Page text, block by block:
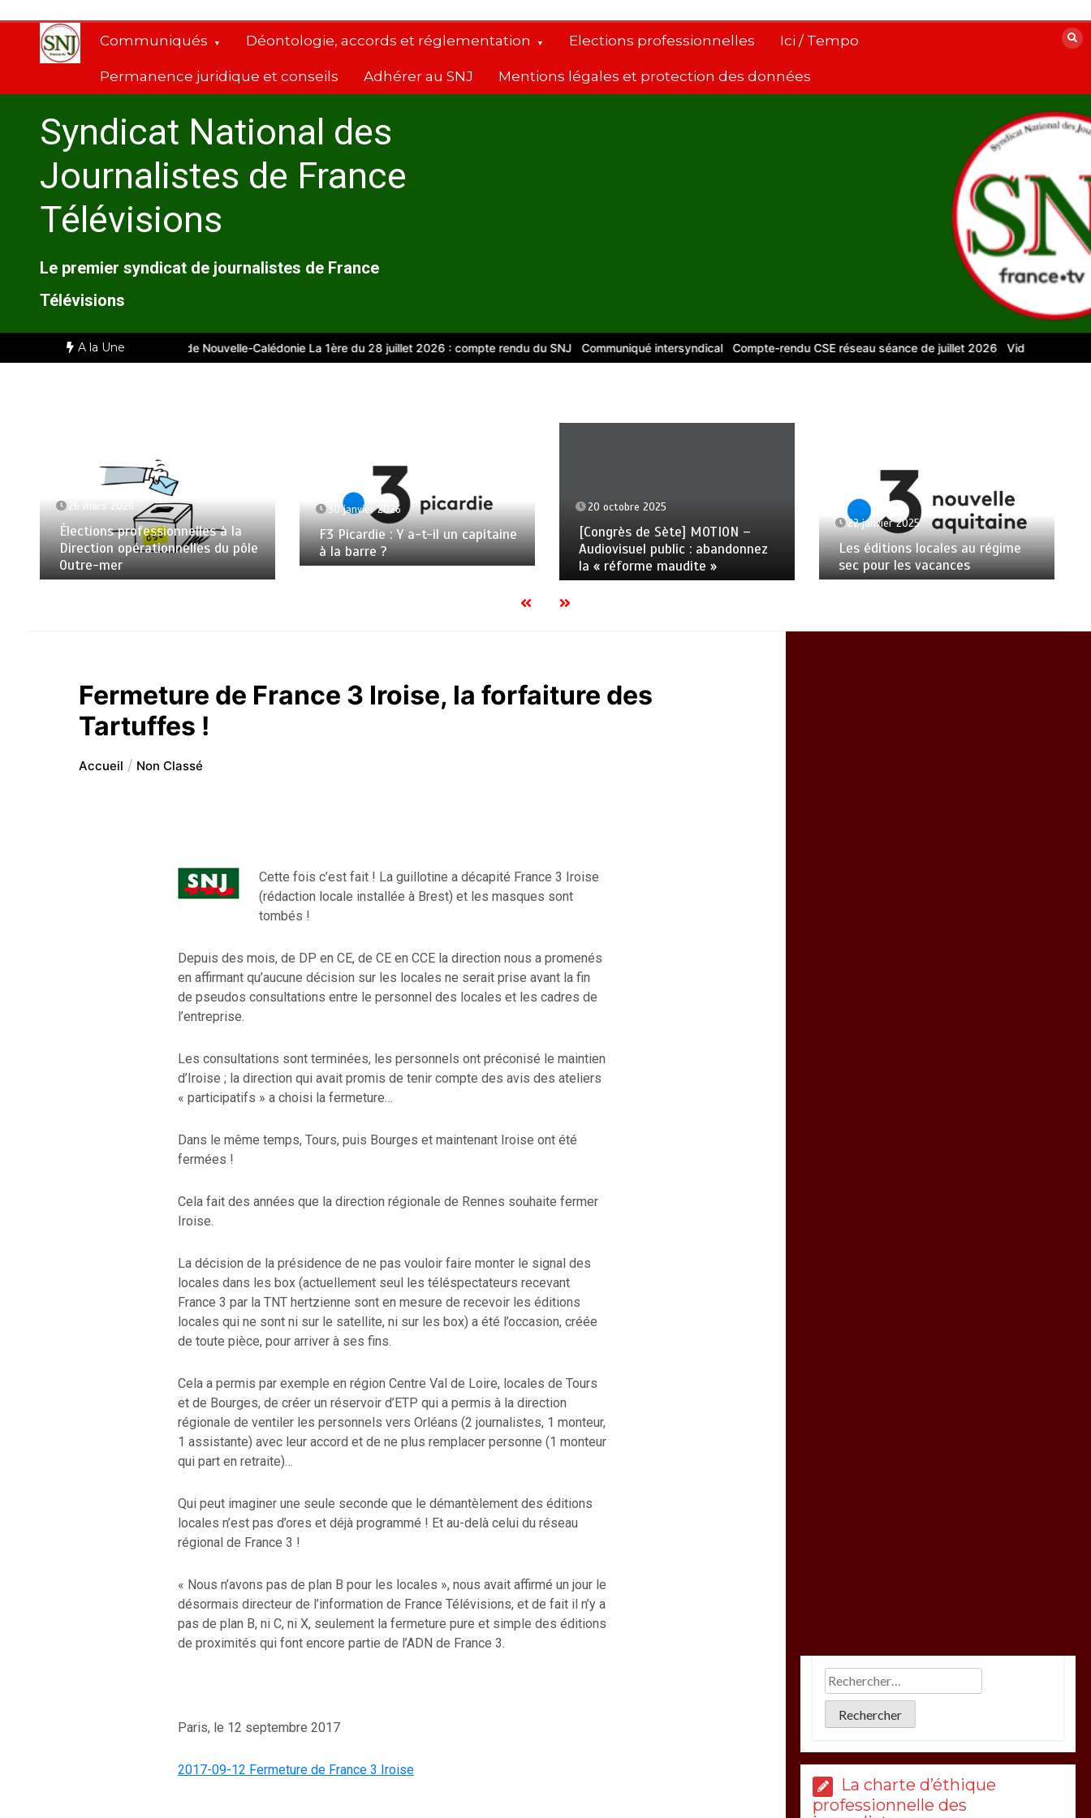
contenu
Communiqués Déontologie, accords et réglementation Elections professionnelles Ici / Tempo
Permanence juridique et conseils Adhérer au SNJ Mentions légales et protection des données
Syndicat National des
Journalistes de France
Télévisions
Le premier syndicat de journalistes de France
Télévisions
A la Une
Comité d’entreprise de Nouvelle-Calédonie La 1ère du 28 juillet 2026 : compte rendu du SNJ Communiqué intersyndical Compte-rendu CSE réseau séance de juillet 2026 Vidéos pour le
26 mars 2026
Élections professionnelles à la
Direction opérationnelles du pôle
Outre-mer
30 janvier 2026
F3 Picardie : Y a-t-il un capitaine
à la barre ?
20 octobre 2025
[Congrès de Sète] MOTION –
Audiovisuel public : abandonnez
la « réforme maudite »
22 janvier 2025
Les éditions locales au régime
sec pour les vacances
Fermeture de France 3 Iroise, la forfaiture des
Tartuffes !
Accueil Non Classé
Cette fois c’est fait ! La guillotine a décapité France 3 Iroise
(rédaction locale installée à Brest) et les masques sont
tombés !
Depuis des mois, de DP en CE, de CE en CCE la direction nous a promenés
en affirmant qu’aucune décision sur les locales ne serait prise avant la fin
de pseudos consultations entre le personnel des locales et les cadres de
l’entreprise.
Les consultations sont terminées, les personnels ont préconisé le maintien
d’Iroise ; la direction qui avait promis de tenir compte des avis des ateliers
« participatifs » a choisi la fermeture…
Dans le même temps, Tours, puis Bourges et maintenant Iroise ont été
fermées !
Cela fait des années que la direction régionale de Rennes souhaite fermer
Iroise.
La décision de la présidence de ne pas vouloir faire monter le signal des
locales dans les box (actuellement seul les téléspectateurs recevant
France 3 par la TNT hertzienne sont en mesure de recevoir les éditions
locales qui ne sont ni sur le satellite, ni sur les box) a été l’occasion, créée
de toute pièce, pour arriver à ses fins.
Cela a permis par exemple en région Centre Val de Loire, locales de Tours
et de Bourges, de créer un réservoir d’ETP qui a permis à la direction
régionale de ventiler les personnels vers Orléans (2 journalistes, 1 monteur,
1 assistante) avec leur accord et de ne plus remplacer personne (1 monteur
qui part en retraite)…
Qui peut imaginer une seule seconde que le démantèlement des éditions
locales n’est pas d’ores et déjà programmé ! Et au-delà celui du réseau
régional de France 3 !
« Nous n’avons pas de plan B pour les locales », nous avait affirmé un jour le
désormais directeur de l’information de France Télévisions, et de fait il n’y a
pas de plan B, ni C, ni X, seulement la fermeture pure et simple des éditions
de proximités qui font encore partie de l’ADN de France 3.
Paris, le 12 septembre 2017
2017-09-12 Fermeture de France 3 Iroise
La charte d’éthique
professionnelle des